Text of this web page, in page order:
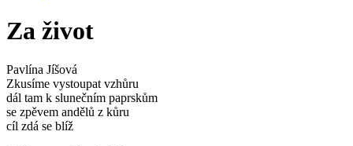
Za život
Pavlína Jíšová
Zkusíme vystoupat vzhůru
dál tam k slunečním paprskům
se zpěvem andělů z kůru
cíl zdá se blíž